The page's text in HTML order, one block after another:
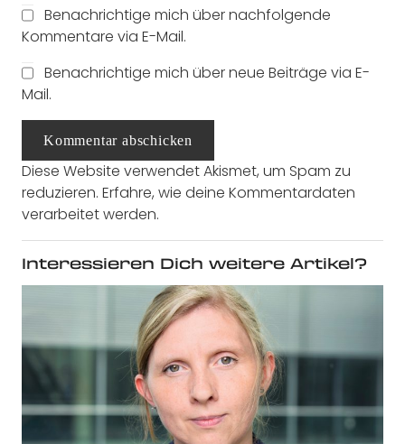
Benachrichtige mich über nachfolgende
Kommentare via E-Mail.
Benachrichtige mich über neue Beiträge via E-
Mail.
Kommentar abschicken
Diese Website verwendet Akismet, um Spam zu
reduzieren. Erfahre, wie deine Kommentardaten
verarbeitet werden.
Interessieren Dich weitere Artikel?